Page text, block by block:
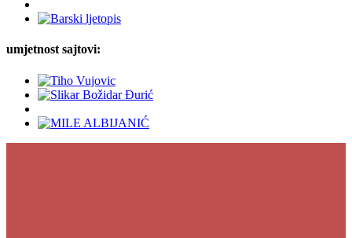
umjetnost sajtovi: